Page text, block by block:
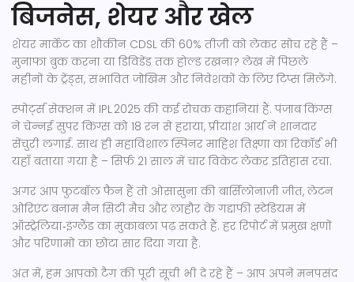
बिजनेस, शेयर और खेल
शेयर मार्केट का शौकीन CDSL की 60% तीज़ी को लेकर सोच रहे हैं –
मुनाफा बुक करना या डिविडेंड तक होल्ड रखना? लेख में पिछले
महीनों के ट्रेंड्स, संभावित जोखिम और निवेशकों के लिए टिप्स मिलेंगे.
स्पोर्ट्स सेक्शन में IPL 2025 की कई रोचक कहानियां हैं. पंजाब किंग्स
ने चेन्नई सुपर किंग्स को 18 रन से हराया, प्रीयांश आर्य ने शानदार
सेंचुरी लगाई. साथ ही महाविशाल स्पिनर माहिश तिक्ष्णा का रिकॉर्ड भी
यहाँ बताया गया है – सिर्फ़ 21 साल में चार विकेट लेकर इतिहास रचा.
अगर आप फुटबॉल फैन हैं तो ओसासुना की बार्सिलोनाज़ी जीत, लेटन
ओरिएंट बनाम मैन सिटी मैच और लाहौर के गद्दाफी स्टेडियम में
ऑस्ट्रेलिया‑इंग्लैंड का मुकाबला पढ़ सकते हैं. हर रिपोर्ट में प्रमुख क्षणों
और परिणामों का छोटा सार दिया गया है.
अंत में, हम आपको टैग की पूरी सूची भी दे रहे हैं – आप अपने मनपसंद